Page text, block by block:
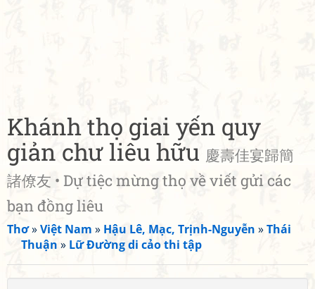
Khánh thọ giai yến quy
giản chư liêu hữu 慶壽佳宴歸簡
諸僚友 • Dự tiệc mừng thọ về viết gửi các
bạn đồng liêu
Thơ»Việt Nam » Hậu Lê, Mạc, Trịnh-Nguyễn »Thái
Thuận » Lữ Đường di cảo thi tập